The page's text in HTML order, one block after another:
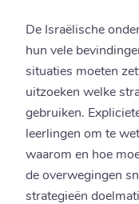
De Israëlische
hun vele
situaties moeten
uitzoeken welke
gebruiken.
leerlingen om te
waarom en hoe
de overwegingen
strategieën